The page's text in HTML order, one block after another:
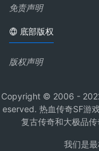
免责声明
底部版权
版权声明
Copyright © 2006 -
eserved. 热血传奇SF游
复古传奇和大极品传
我们是